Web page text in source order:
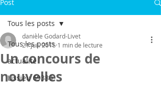
Post
Tous les posts
actualité
Lissieu 69380
Tous les posts
Un concours de
nouvelles
danièle Godard-Livet
21 juil. 2015 1 min de lecture